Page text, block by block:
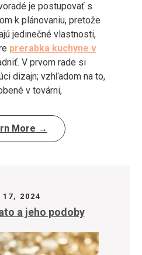
je postupovať s
k plánovaniu, pretože
jedinečné vlastnosti,
prerabka kuchyne v
V prvom rade si
dizajn; vzhľadom na to,
v továrni,
More →
17, 2024
a jeho podoby